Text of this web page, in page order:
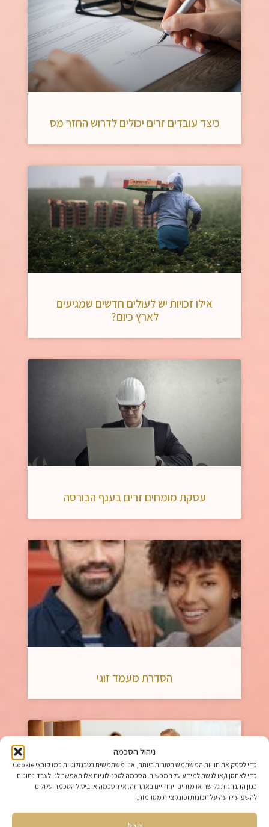
ניהול הסכמה
כדי לספק את חוויות המשתמש הטובות ביותר, אנו משתמשים בטכנולוגיות כמו קובצי Cookie
כדי לאחסן ו/או לגשת למידע על המכשיר. הסכמה לטכנולוגיות אלו תאפשר לנו לעבד נתונים
כגון התנהגות גלישה או מזהים ייחודיים באתר זה. אי הסכמה או ביטול הסכמה עלולים
להשפיע לרעה על תכונות ופונקציות מסוימות.
כיצד עובדים זרים יכולים לדרוש החזר מס
אילו זכויות יש לעולים חדשים שמגיעים
לארץ כיום?
עסקת מומחים זרים בענף הבורסה
הסדרת מעמד זוגי